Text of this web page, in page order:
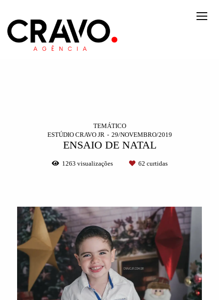
TEMÁTICO
ESTÚDIO CRAVO JR
29/NOVEMBRO/2019
ENSAIO DE NATAL
1263 visualizações 62 curtidas